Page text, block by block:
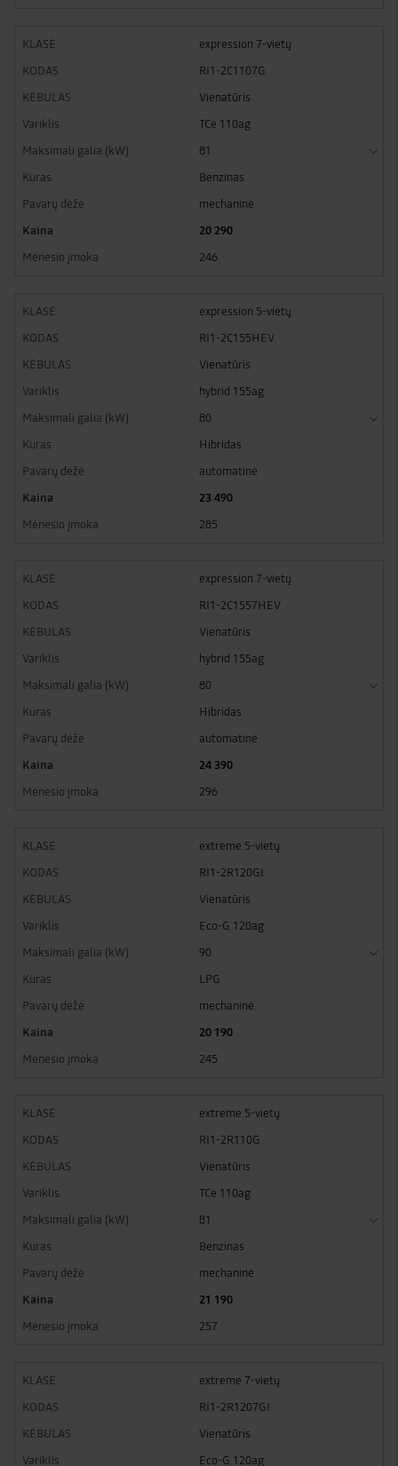
expression 7-vietų
RI1-2C1107G
Vienatūris
TCe 110ag
81
Benzinas
mechaninė
20 290
246
expression 5-vietų
RI1-2C155HEV
Vienatūris
hybrid 155ag
80
Hibridas
automatinė
23 490
285
expression 7-vietų
RI1-2C1557HEV
Vienatūris
hybrid 155ag
80
Hibridas
automatinė
24 390
296
extreme 5-vietų
RI1-2R120GI
Vienatūris
Eco-G 120ag
90
LPG
mechaninė
20 190
245
extreme 5-vietų
RI1-2R110G
Vienatūris
TCe 110ag
81
Benzinas
mechaninė
21 190
257
extreme 7-vietų
RI1-2R1207GI
Vienatūris
Eco-G 120ag